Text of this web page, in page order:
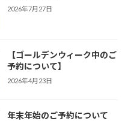
2026年7月27日
【ゴールデンウィーク中のご
予約について】
2026年4月23日
年末年始のご予約について